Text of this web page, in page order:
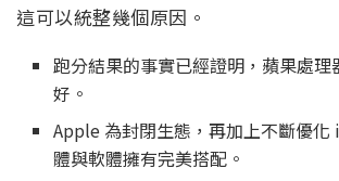
這可以統整幾個原因。
跑分結果的事實已經證明，蘋果處理
好。
Apple 為封閉生態，再加上不斷優化
體與軟體擁有完美搭配。